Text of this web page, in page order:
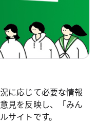
に応じて必要な情報
見を反映し、「みん
サイトです。